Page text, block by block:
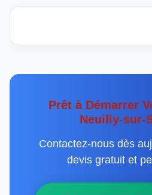
Prêt à Démarrer
Neuilly-sur-
Contactez-nous dès
devis gratuit et